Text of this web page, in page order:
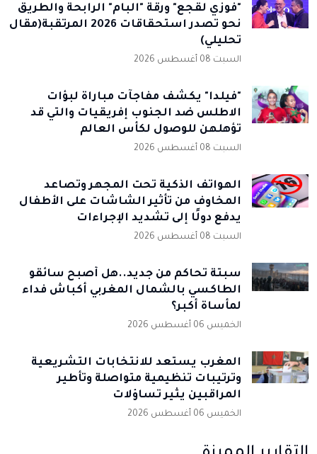
"فوزي لقجع" ورقة "البام" الرابحة والطريق
نحو تصدر استحقاقات 2026 المرتقبة(مقال
تحليلي)
السبت 08 أغسطس 2026
"فيلدا" يكشف مفاجآت مباراة لبؤات
الاطلس ضد الجنوب إفريقيات والتي قد
تؤهلهن للوصول لكأس العالم
السبت 08 أغسطس 2026
الهواتف الذكية تحت المجهر وتصاعد
المخاوف من تأثير الشاشات على الأطفال
يدفع دولًا إلى تشديد الإجراءات
السبت 08 أغسطس 2026
سبتة تحاكم من جديد..هل أصبح سائقو
الطاكسي بالشمال المغربي أكباش فداء
لمأساة أكبر؟
الخميس 06 أغسطس 2026
المغرب يستعد للانتخابات التشريعية
وترتيبات تنظيمية متواصلة وتأطير
المراقبين يثير تساؤلات
الخميس 06 أغسطس 2026